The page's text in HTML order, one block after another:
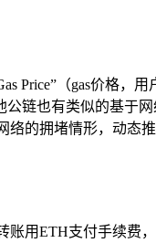
Price”（gas价格，
链也有类似的基于
络的拥堵情形，动态
用ETH支付手续费